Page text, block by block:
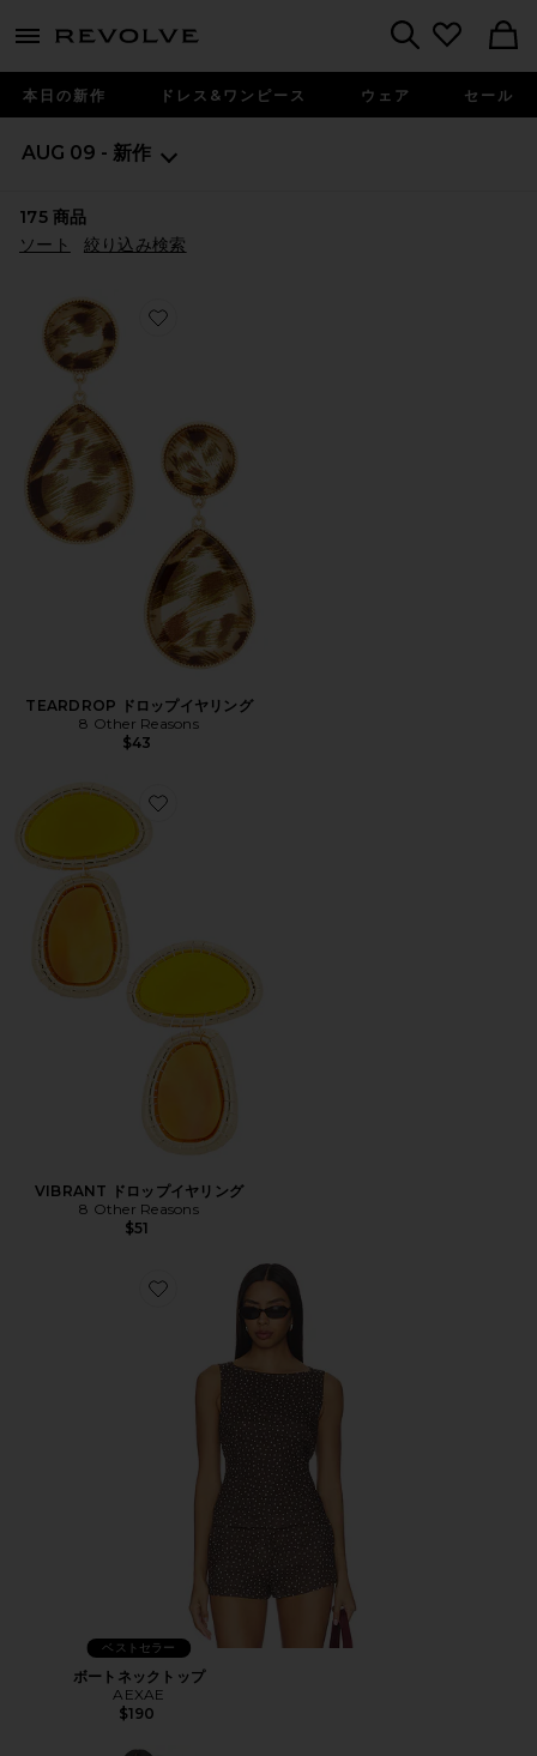
menu - shows more content
本日の新作 ドレス&ワンピース ウェア セール
AUG 09 - 新作
175商品
ソート
絞り込み検索
Favorite TEARDROP ドロップイヤリング
TEARDROP ドロップイヤリング
8 Other Reasons
$43
Favorite VIBRANT ドロップイヤリング
VIBRANT ドロップイヤリング
8 Other Reasons
$51
Favorite ボートネックトップ
ベストセラー
ボートネックトップ
AEXAE
$190